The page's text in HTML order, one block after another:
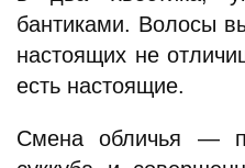
бантиками. Волосы
настоящих не
есть настоящие.
Смена обличья —